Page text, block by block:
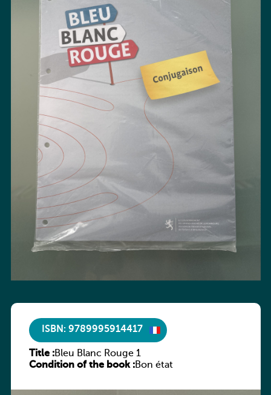
ISBN: 9789995914417
Title :Bleu Blanc Rouge 1
Condition of the book :Bon état